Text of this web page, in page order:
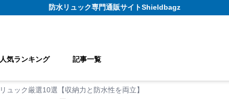
防水リュック専門通販サイトShieldbagz
気ランキング 記事一覧
ュック厳選10選【収納力と防水性を両立】